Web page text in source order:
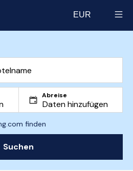
EUR
Abreise
finden
Suchen